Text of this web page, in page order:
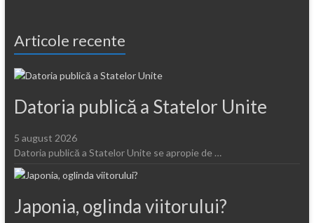
Articole recente
Datoria publică a Statelor Unite
5 august 2026
Datoria publică a Statelor Unite se apropie de …
Japonia, oglinda viitorului?